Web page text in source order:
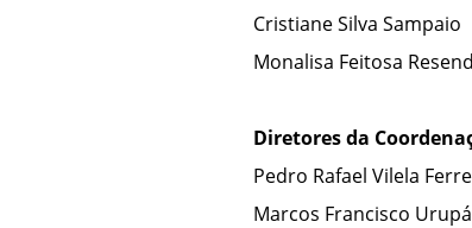
Cristiane Silva Sampaio
Monalisa Feitosa
Diretores da
Pedro Rafael Vilela
Marcos Francisco